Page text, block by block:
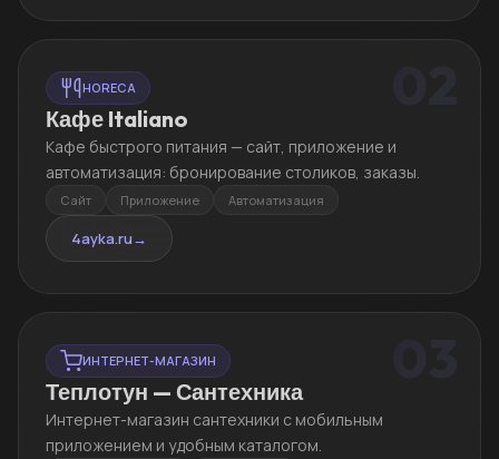
HORECA
Кафе Italiano
Кафе быстрого питания — сайт, приложение и
автоматизация: бронирование столиков, заказы.
Сайт Приложение Автоматизация
4ayka.ru→
ИНТЕРНЕТ-МАГАЗИН
Теплотун — Сантехника
Интернет-магазин сантехники с мобильным
приложением и удобным каталогом.